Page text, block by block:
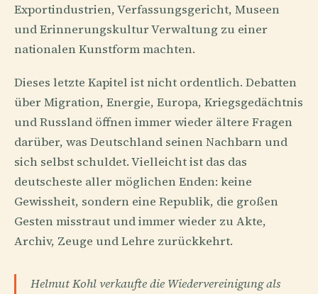
Exportindustrien, Verfassungsgericht, Museen
und Erinnerungskultur Verwaltung zu einer
nationalen Kunstform machten.
Dieses letzte Kapitel ist nicht ordentlich. Debatten
über Migration, Energie, Europa, Kriegsgedächtnis
und Russland öffnen immer wieder ältere Fragen
darüber, was Deutschland seinen Nachbarn und
sich selbst schuldet. Vielleicht ist das das
deutscheste aller möglichen Enden: keine
Gewissheit, sondern eine Republik, die großen
Gesten misstraut und immer wieder zu Akte,
Archiv, Zeuge und Lehre zurückkehrt.
Helmut Kohl verkaufte die Wiedervereinigung als